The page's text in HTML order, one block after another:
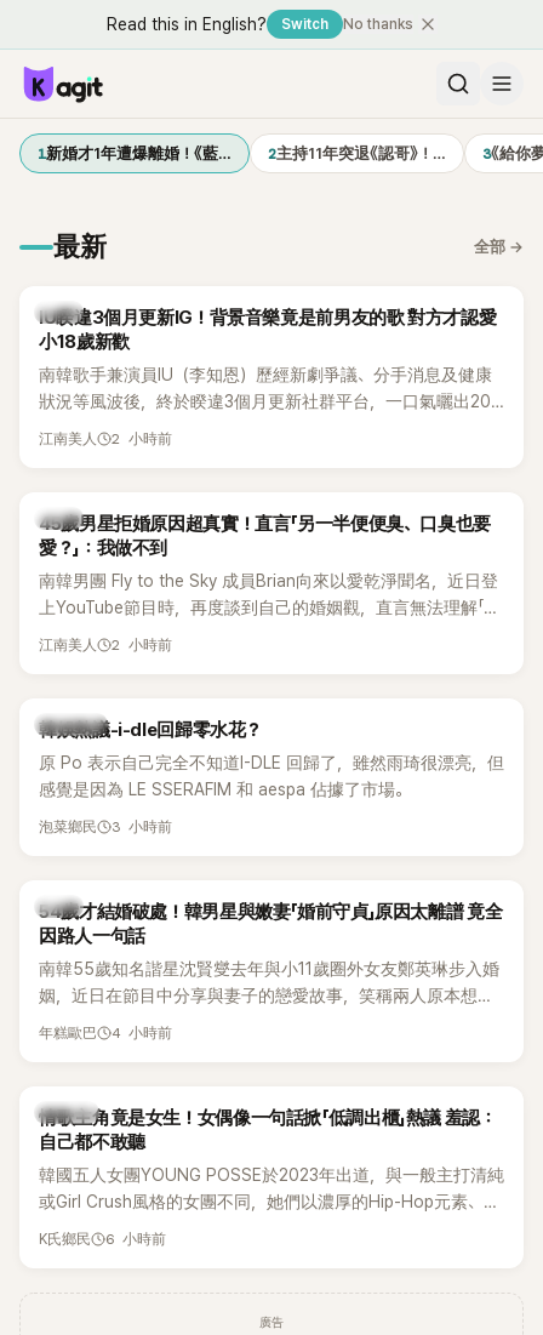
Read this in English? Switch No thanks
1新婚才1年遭爆離婚！《藍… 2主持11年突退《認哥》！… 3《給你
最新 全部 →
韓星
IU睽違3個月更新IG！背景音樂竟是前男友的歌 對方才認愛
小18歲新歡
南韓歌手兼演員IU（李知恩）歷經新劇爭議、分手消息及健康
狀況等風波後，終於睽違3個月更新社群平台，一口氣曬出20
張近況照，讓大批粉絲又驚又喜。不過，比起照片本身，更引
江南美人 2 小時前
韓星
45歲男星拒婚原因超真實！直言「另一半便便臭、口臭也要
愛？」：我做不到
南韓男團 Fly to the Sky 成員Brian向來以愛乾淨聞名，近日登
上YouTube節目時，再度談到自己的婚姻觀，直言無法理解「連
另一半的口臭、便便臭都要愛」這種說法，更大方表明自己是不
江南美人 2 小時前
熱議討論
韓娛熱議-i-dle回歸零水花？
原 Po 表示自己完全不知道I-DLE 回歸了，雖然雨琦很漂亮，但
感覺是因為 LE SSERAFIM 和 aespa 佔據了市場。
泡菜鄉民 3 小時前
韓星
54歲才結婚破處！韓男星與嫩妻「婚前守貞」原因太離譜 竟全
因路人一句話
南韓55歲知名諧星沈賢燮去年與小11歲圈外女友鄭英琳步入婚
姻，近日在節目中分享與妻子的戀愛故事，笑稱兩人原本想享
受兩人世界，沒想到站在飯店門口時竟被路人認出，還一路替
年糕歐巴 4 小時前
K-POP
情歌主角竟是女生！女偶像一句話掀「低調出櫃」熱議 羞認：
自己都不敢聽
韓國五人女團YOUNG POSSE於2023年出道，與一般主打清純
或Girl Crush風格的女團不同，她們以濃厚的Hip-Hop元素、自
創Rap及成員親自參與創作為特色，MV也融入美式街頭、塗
K氏鄉民 6 小時前
廣告